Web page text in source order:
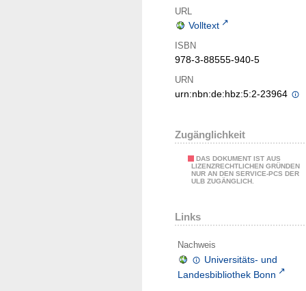
URL
Volltext
ISBN
978-3-88555-940-5
URN
urn:nbn:de:hbz:5:2-23964
Zugänglichkeit
DAS DOKUMENT IST AUS
LIZENZRECHTLICHEN GRÜNDEN
NUR AN DEN SERVICE-PCS DER
ULB ZUGÄNGLICH.
Links
Nachweis
Universitäts- und
Landesbibliothek Bonn